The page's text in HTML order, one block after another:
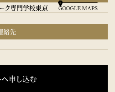
ク専門学校東京
GOOGLE MAPS
絡先
へ申し込む